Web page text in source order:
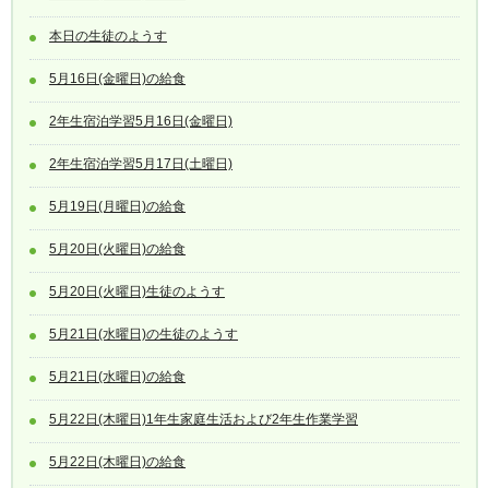
本日の生徒のようす
5月16日(金曜日)の給食
2年生宿泊学習5月16日(金曜日)
2年生宿泊学習5月17日(土曜日)
5月19日(月曜日)の給食
5月20日(火曜日)の給食
5月20日(火曜日)生徒のようす
5月21日(水曜日)の生徒のようす
5月21日(水曜日)の給食
5月22日(木曜日)1年生家庭生活および2年生作業学習
5月22日(木曜日)の給食